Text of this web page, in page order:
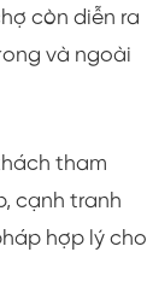
còn diễn ra
và ngoài
tham
cạnh tranh
hợp lý cho